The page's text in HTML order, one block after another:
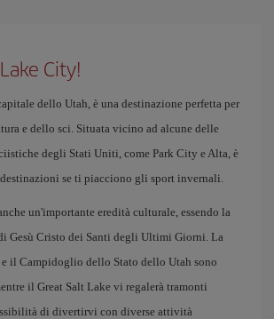
City!
dello Utah, è una destinazione perfetta per
e dello sci. Situata vicino ad alcune delle
degli Stati Uniti, come Park City e Alta, è
se ti piacciono gli sport invernali.
un'importante eredità culturale, essendo la
Gesù Cristo dei Santi degli Ultimi Giorni. La
e il Campidoglio dello Stato dello Utah sono
il Great Salt Lake vi regalerà tramonti
di divertirvi con diverse attività